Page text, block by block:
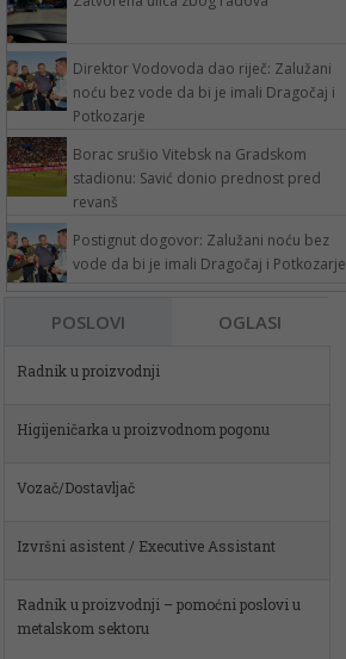
Direktor Vodovoda dao riječ: Zalužani
noću bez vode da bi je imali Dragočaj i
Potkozarje
Borac srušio Vitebsk na Gradskom
stadionu: Savić donio prednost pred
revanš
Postignut dogovor: Zalužani noću bez
vode da bi je imali Dragočaj i Potkozarje
POSLOVI OGLASI
Radnik u proizvodnji
Higijeničarka u proizvodnom pogonu
Vozač/Dostavljač
Izvršni asistent / Executive Assistant
Radnik u proizvodnji – pomoćni poslovi u
Spremačica